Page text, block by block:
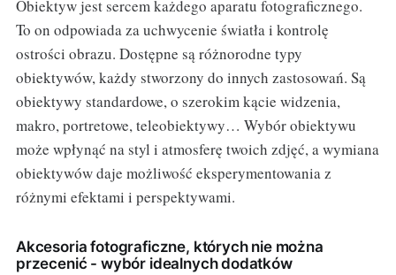
Obiektyw jest sercem każdego aparatu fotograficznego.
To on odpowiada za uchwycenie światła i kontrolę
ostrości obrazu. Dostępne są różnorodne typy
obiektywów, każdy stworzony do innych zastosowań. Są
obiektywy standardowe, o szerokim kącie widzenia,
makro, portretowe, teleobiektywy… Wybór obiektywu
może wpłynąć na styl i atmosferę twoich zdjęć, a wymiana
obiektywów daje możliwość eksperymentowania z
różnymi efektami i perspektywami.
Akcesoria fotograficzne, których nie można
przecenić - wybór idealnych dodatków